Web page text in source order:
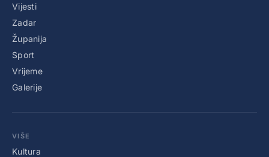
Vijesti
Zadar
Županija
Sport
Vrijeme
Galerije
VIŠE
Kultura